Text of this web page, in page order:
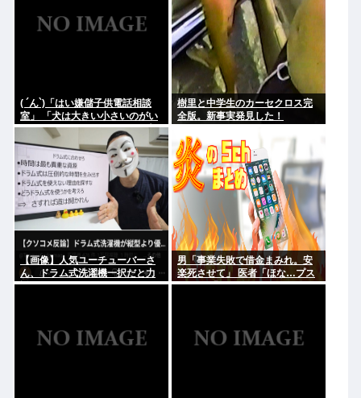
( ´ん`)「はい嫌儲子供電話相談
室」 「犬は大きい小さいのがい
るのになんで猫はみんな同じ大
きさなの？」
樹里と中学生のカーセクロス完
全版。新事実発見した！
【画像】人気ユーチューバーさ
ん、ドラム式洗濯機一択だと力
説する
男「事業失敗で借金まみれ。安
楽死させて」 医者「ほな…プス
ッ」→ 「やっぱ死にたくないよ